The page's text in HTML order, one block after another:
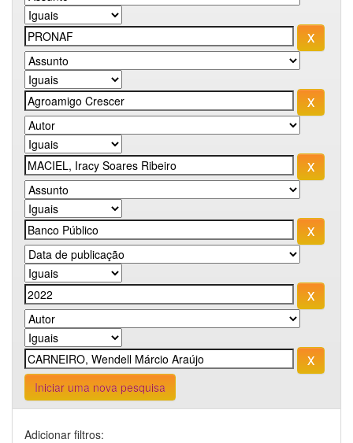
Iniciar uma nova pesquisa
Adicionar filtros: